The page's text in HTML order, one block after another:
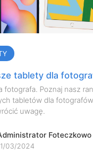
tablety dla
przewodnik
fotografa. Poznaj nasz
tabletów dla
uwagę.
Foteczkowo
03/2024